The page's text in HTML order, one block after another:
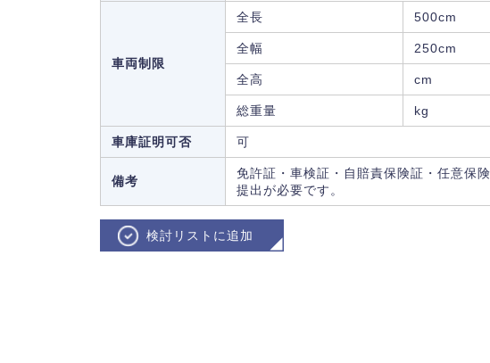
車両制限
全長 500cm
全幅 250cm
全高 cm
総重量 kg
車庫証明可否 可
備考
免許証・車検証・自賠責保険証・任意保
提出が必要です。
検討リストに追加